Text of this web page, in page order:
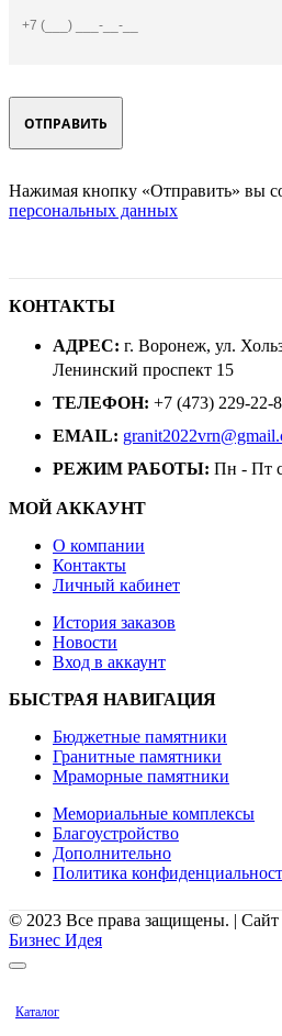
Нажимая кнопку «Отправить» вы
персональных данных
КОНТАКТЫ
АДРЕС: г. Воронеж, ул.
Ленинский проспект 15
ТЕЛЕФОН: +7 (473) 229-22-
EMAIL:
РЕЖИМ РАБОТЫ: Пн - Пт
МОЙ АККАУНТ
О компании
Контакты
Личный кабинет
История заказов
Новости
Вход в аккаунт
БЫСТРАЯ НАВИГАЦИЯ
Бюджетные памятники
Гранитные памятники
Мраморные памятники
Мемориальные комплексы
Благоустройство
Дополнительно
Политика
© 2023 Все права защищены. | Сайт
Бизнес Идея
Каталог